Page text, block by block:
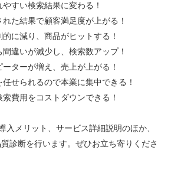
やすい検索結果に変わる！
れた結果で顧客満足度が上がる！
的に減り、商品がヒットする！
間違いが減少し、検索数アップ！
ーターが増え、売上が上がる！
任せられるので本業に集中できる！
索費用をコストダウンできる！
入メリット、サービス詳細説明のほか、
診断を行います。ぜひお立ち寄りくださ